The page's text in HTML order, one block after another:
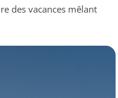
des vacances mêlant